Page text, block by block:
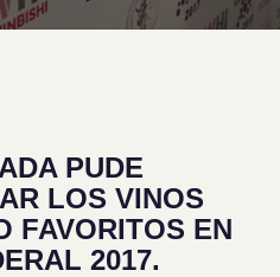
PUDE
LOS VINOS
FAVORITOS EN
2017.